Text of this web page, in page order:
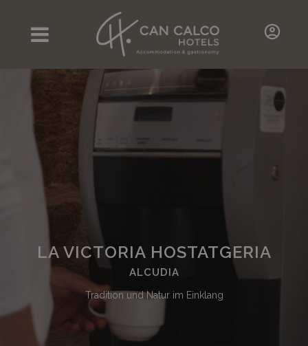
LA VICTORIA HOSTATGERIA
ALCUDIA
Tradition und Natur im Einklang